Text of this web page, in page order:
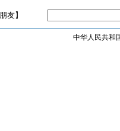
友】
中华人民共和